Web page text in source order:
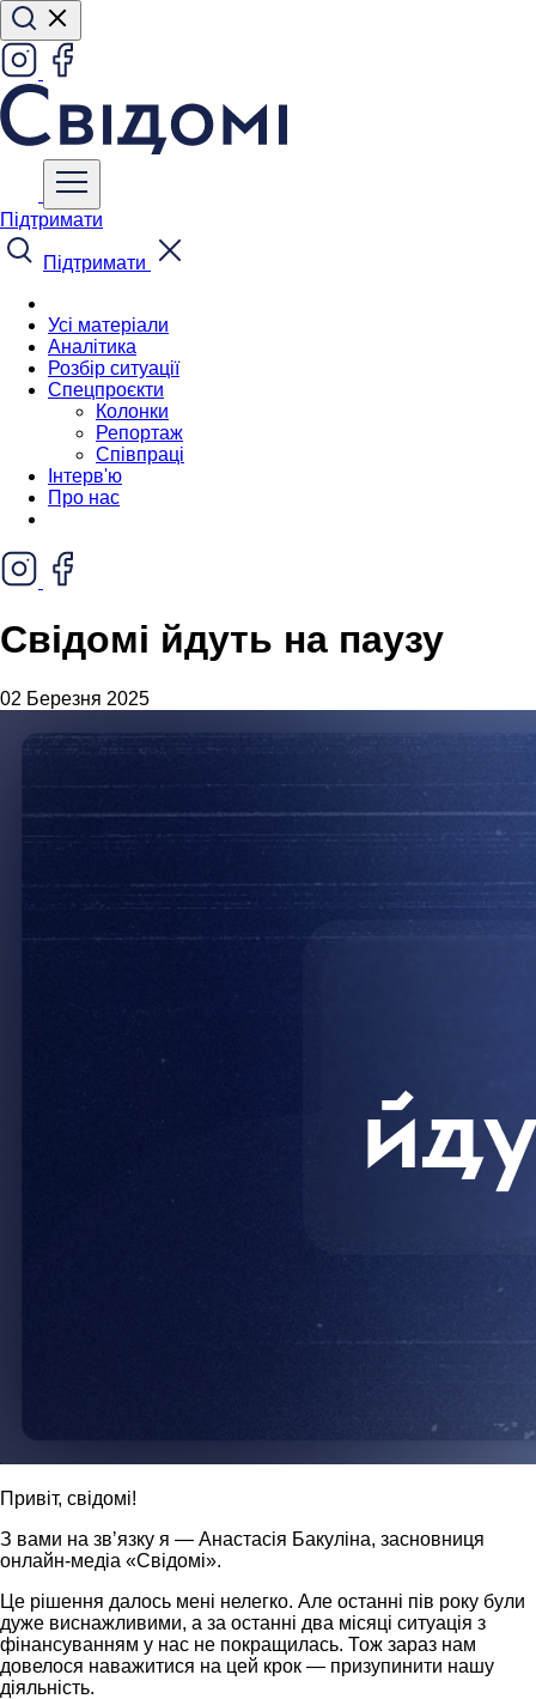
Підтримати
Підтримати
Усі матеріали
Аналітика
Розбір ситуації
Спецпроєкти
Колонки
Репортаж
Співпраці
Інтерв'ю
Про нас
Свідомі йдуть на паузу
02 Березня 2025
Привіт, свідомі!
З вами на звʼязку я — Анастасія Бакуліна, засновниця
онлайн-медіа «Свідомі».
Це рішення далось мені нелегко. Але останні пів року були
дуже виснажливими, а за останні два місяці ситуація з
фінансуванням у нас не покращилась. Тож зараз нам
довелося наважитися на цей крок — призупинити нашу
діяльність.